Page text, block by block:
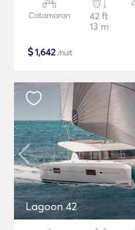
Catamaran
42 ft
13 m
$1,642/nuit
Lagoon 42